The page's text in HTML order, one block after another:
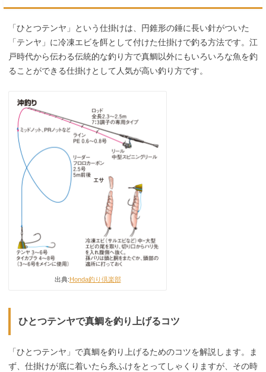
「ひとつテンヤ」という仕掛けは、円錐形の錘に長い針がついた
「テンヤ」に冷凍エビを餌として付けた仕掛けで釣る方法です。江
戸時代から伝わる伝統的な釣り方で真鯛以外にもいろいろな魚を釣
ることができる仕掛けとして人気が高い釣り方です。
出典:Honda釣り倶楽部
ひとつテンヤで真鯛を釣り上げるコツ
「ひとつテンヤ」で真鯛を釣り上げるためのコツを解説します。ま
ず、仕掛けが底に着いたら糸ふけをとってしゃくりますが、その時